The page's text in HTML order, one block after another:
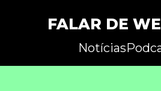
FALAR DE
Notícias